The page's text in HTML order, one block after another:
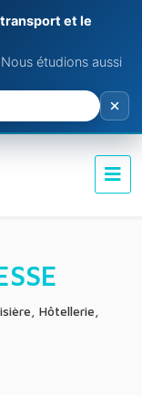
et le
étudions aussi
Hôtellerie,